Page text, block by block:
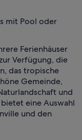
mit Pool oder
Ferienhäuser
Verfügung, die
das tropische
Gemeinde,
und
eine Auswahl
und den